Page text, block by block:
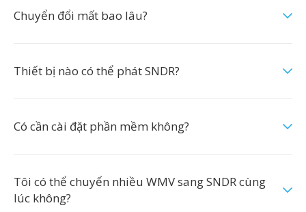
Chuyển đổi mất bao lâu?
Thiết bị nào có thể phát SNDR?
Có cần cài đặt phần mềm không?
Tôi có thể chuyển nhiều WMV sang SNDR cùng
lúc không?